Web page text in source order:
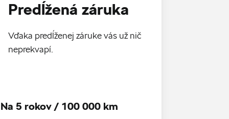
Predĺžená záruka
Vďaka predĺženej záruke vás už nič
neprekvapí.
Na 5 rokov / 100 000 km